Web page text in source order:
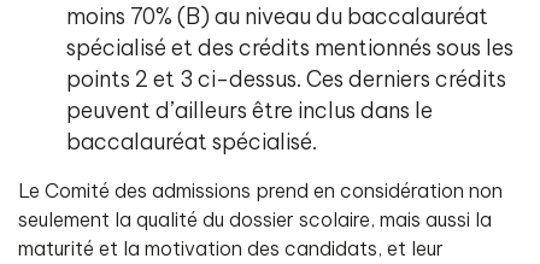
moins 70% (B) au niveau du baccalauréat
spécialisé et des crédits mentionnés sous les
points 2 et 3 ci-dessus. Ces derniers crédits
peuvent d’ailleurs être inclus dans le
baccalauréat spécialisé.
Le Comité des admissions prend en considération non
seulement la qualité du dossier scolaire, mais aussi la
maturité et la motivation des candidats, et leur